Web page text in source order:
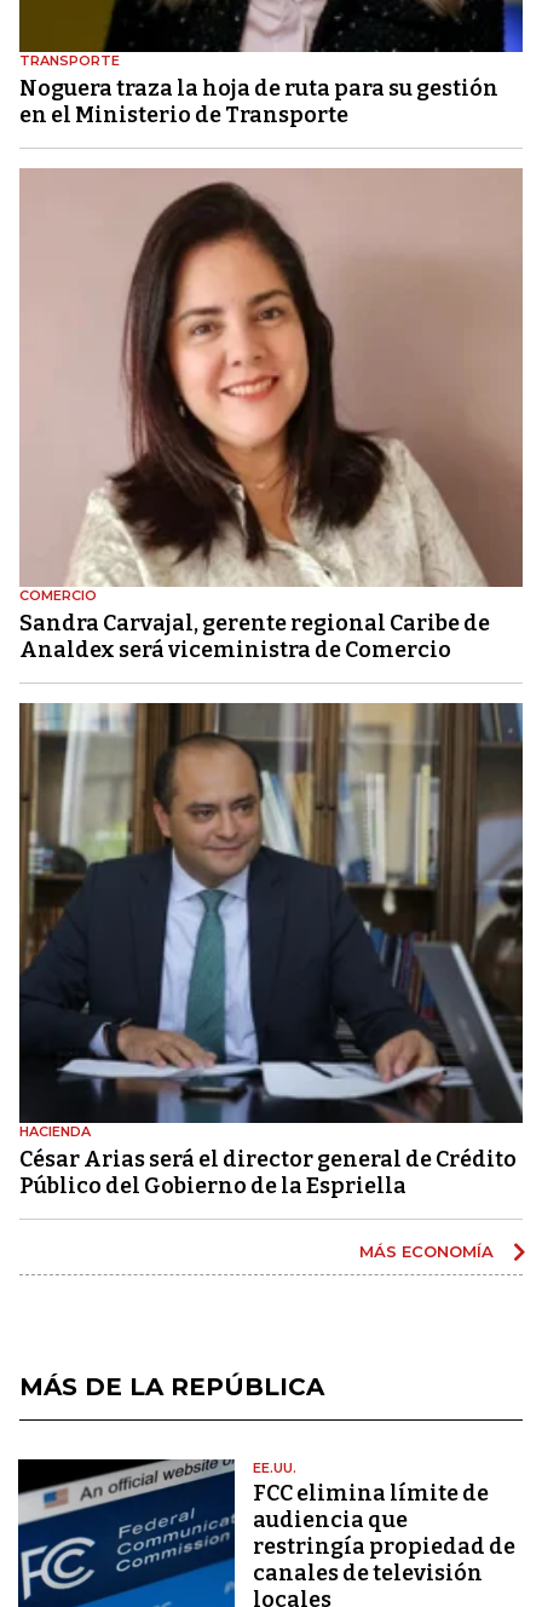
TRANSPORTE
Noguera traza la hoja de ruta para su gestión
en el Ministerio de Transporte
COMERCIO
Sandra Carvajal, gerente regional Caribe de
Analdex será viceministra de Comercio
HACIENDA
César Arias será el director general de Crédito
Público del Gobierno de la Espriella
MÁS ECONOMÍA
MÁS DE LA REPÚBLICA
EE.UU.
FCC elimina límite de
audiencia que
restringía propiedad de
canales de televisión
locales